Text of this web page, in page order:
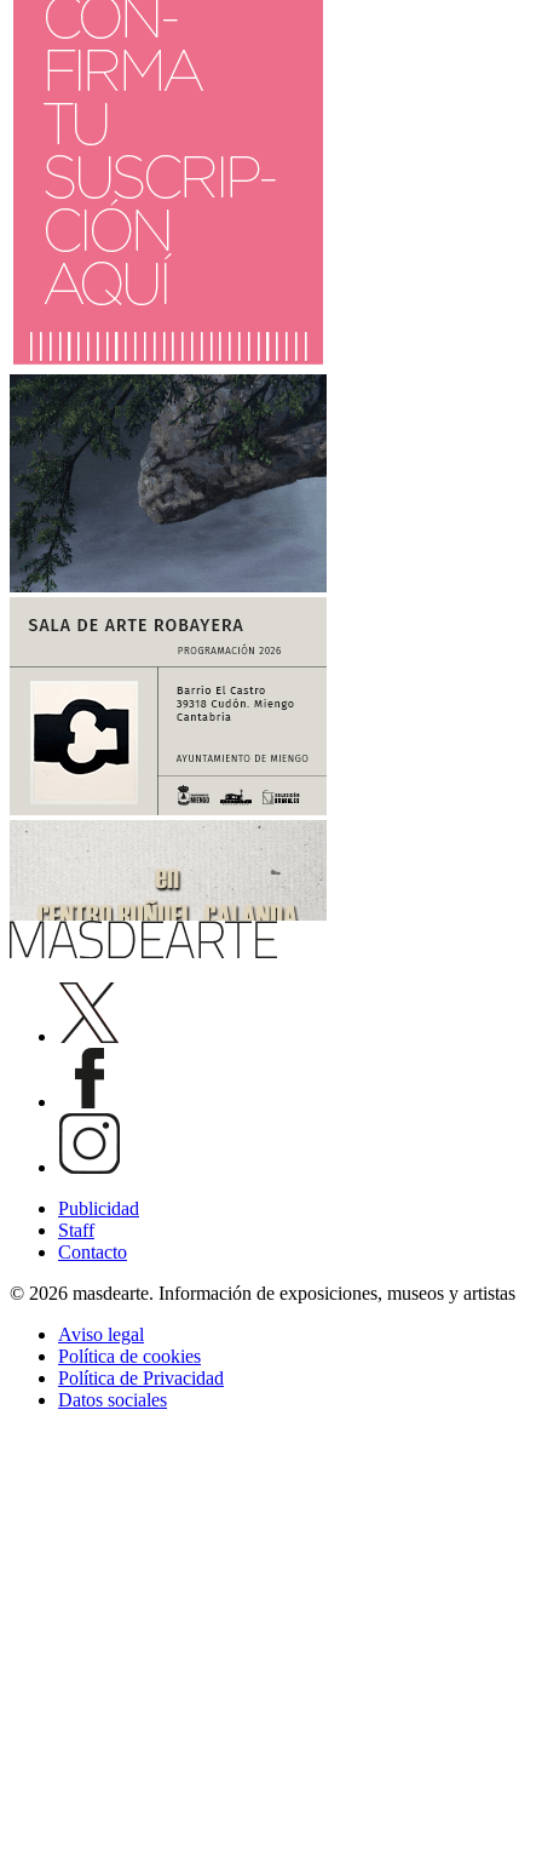
Publicidad
Staff
Contacto
© 2026 masdearte. Información de exposiciones, museos y artistas
Aviso legal
Política de cookies
Política de Privacidad
Datos sociales